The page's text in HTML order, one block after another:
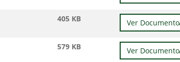
405 KB Ver Documento
579 KB Ver Documento